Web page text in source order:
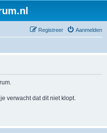
Aanmelden
Registreer
verwacht dat dit niet klopt.